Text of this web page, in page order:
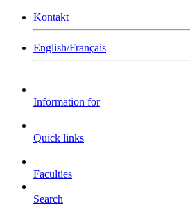
Kontakt
English/Français
Information for
Quick links
Faculties
Search